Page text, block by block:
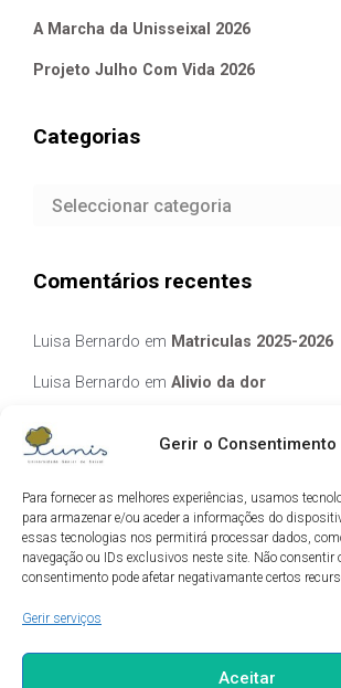
Gerir o Consentimento
Para fornecer as melhores experiências, usamos
para armazenar e/ou aceder a informações do
essas tecnologias nos permitirá processar dados,
navegação ou IDs exclusivos neste site. Não consentir
consentimento pode afetar negativamante certos
Gerir serviços
Aceitar
A Marcha da Unisseixal 2026
Projeto Julho Com Vida 2026
Categorias
Categorias
Comentários recentes
Luisa Bernardo em Matriculas 2025-2026
Luisa Bernardo em Alivio da dor
Manuela Silva
elisabete Garcia Fernandes Serra
Luis GuedesemEcos de Camilo
Arquivo
Arquivo